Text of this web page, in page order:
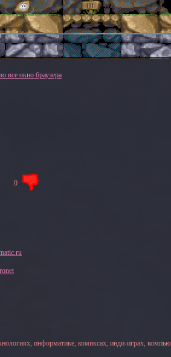
все окно браузера
0
информатике, комиксах, инди-играх,